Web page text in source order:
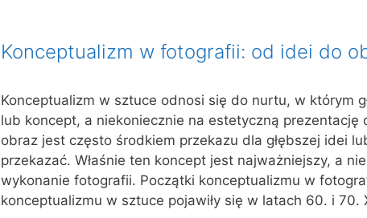
Konceptualizm w fotografii: od idei do
Konceptualizm w sztuce odnosi się do nurtu, w którym
lub koncept, a niekoniecznie na estetyczną prezentację
obraz jest często środkiem przekazu dla głębszej idei
przekazać. Właśnie ten koncept jest najważniejszy, a
wykonanie fotografii. Początki konceptualizmu w
konceptualizmu w sztuce pojawiły się w latach 60. i 70.